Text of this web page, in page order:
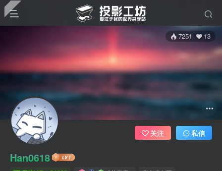
7251 13
Han0618
关注 私信